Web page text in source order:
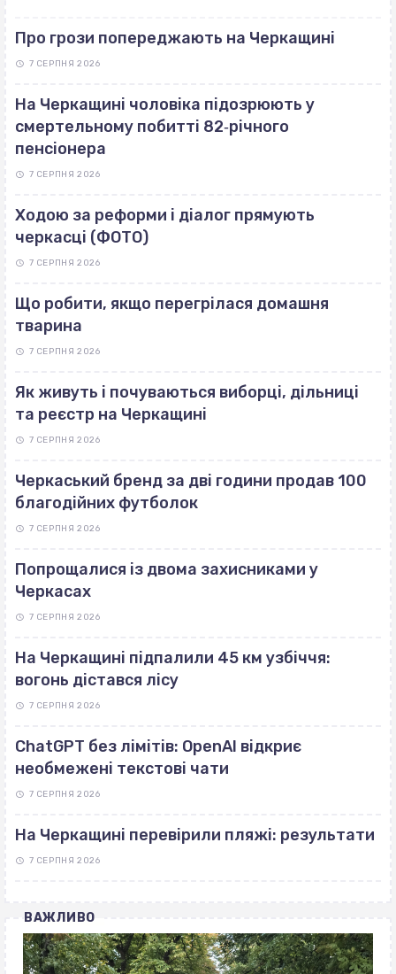
Про грози попереджають на Черкащині
7 СЕРПНЯ 2026
На Черкащині чоловіка підозрюють у
смертельному побитті 82‐річного
пенсіонера
7 СЕРПНЯ 2026
Ходою за реформи і діалог прямують
черкасці (ФОТО)
7 СЕРПНЯ 2026
Що робити, якщо перегрілася домашня
тварина
7 СЕРПНЯ 2026
Як живуть і почуваються виборці, дільниці
та реєстр на Черкащині
7 СЕРПНЯ 2026
Черкаський бренд за дві години продав 100
благодійних футболок
7 СЕРПНЯ 2026
Попрощалися із двома захисниками у
Черкасах
7 СЕРПНЯ 2026
На Черкащині підпалили 45 км узбіччя:
вогонь дістався лісу
7 СЕРПНЯ 2026
ChatGPT без лімітів: OpenAI відкриє
необмежені текстові чати
7 СЕРПНЯ 2026
На Черкащині перевірили пляжі: результати
7 СЕРПНЯ 2026
ВАЖЛИВО